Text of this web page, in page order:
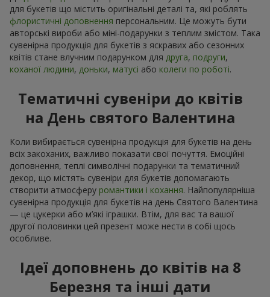
для букетів що містить оригінальні деталі та, які роблять
флористичні доповнення персональним. Це можуть бути
авторські вироби або міні-подарунки з теплим змістом. Така
сувенірна продукція для букетів з яскравих або сезонних
квітів стане влучним подарунком для друга, подруги,
коханої людини, доньки, матусі або колеги по роботі.
Тематичні сувеніри до квітів
на День святого Валентина
Коли вибирається сувенірна продукція для букетів на день
всіх закоханих, важливо показати свої почуття. Емоційні
доповнення, теплі символічні подарунки та тематичний
декор, що містять сувеніри для букетів допомагають
створити атмосферу романтики і кохання. Найпопулярніша
сувенірна продукція для букетів на день Святого Валентина
— це цукерки або м’які іграшки. Втім, для вас та вашої
другої половинки цей презент може нести в собі щось
особливе.
Ідеї доповнень до квітів на 8
Березня та інші дати